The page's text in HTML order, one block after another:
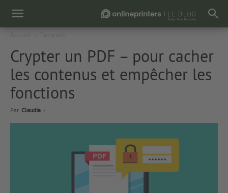
Crypter un PDF – pour cacher
les contenus et empêcher les
fonctions
Par Claudia -